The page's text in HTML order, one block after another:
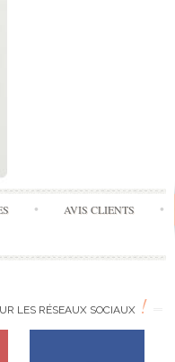
AVIS CLIENTS
LES RÉSEAUX SOCIAUX !